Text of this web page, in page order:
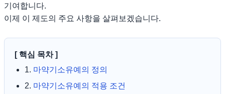
기여합니다.
이제 이 제도의 주요 사항을 살펴보겠습니다.
[ 핵심 목차 ]
1. 마약기소유예의 정의
2. 마약기소유예의 적용 조건